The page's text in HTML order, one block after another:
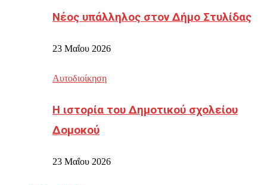
Νέος υπάλληλος στον Δήμο Στυλίδας
23 Μαΐου 2026
Αυτοδιοίκηση
Η ιστορία του Δημοτικού σχολείου
Δομοκού
23 Μαΐου 2026